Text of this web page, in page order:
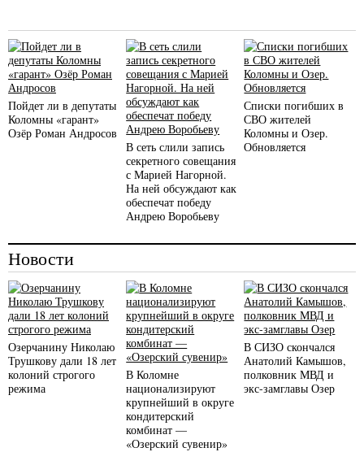
Пойдет ли в депутаты
Коломны «гарант»
Озёр Роман Андросов
В сеть слили запись
секретного совещания
с Марией Нагорной.
На ней обсуждают как
обеспечат победу
Андрею Воробьеву
Списки погибших в
СВО жителей
Коломны и Озер.
Обновляется
Новости
Озерчанину Николаю
Трушкову дали 18 лет
колоний строгого
режима
В Коломне
национализируют
крупнейший в округе
кондитерский
комбинат —
«Озерский сувенир»
В СИЗО скончался
Анатолий Камышов,
полковник МВД и
экс-замглавы Озер